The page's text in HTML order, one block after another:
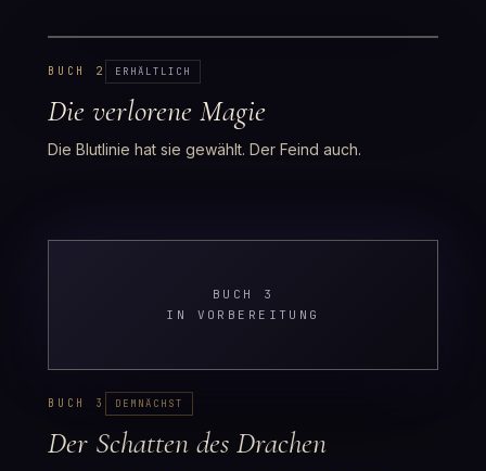
BUCH 2 ERHÄLTLICH
Die verlorene Magie
Die Blutlinie hat sie gewählt. Der Feind auch.
BUCH 3
IN VORBEREITUNG
BUCH 3 DEMNÄCHST
Der Schatten des Drachen